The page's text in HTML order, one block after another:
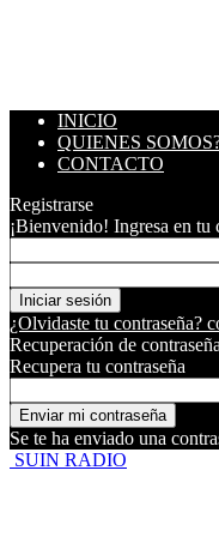
INICIO
QUIENES
CONTACTO
Registrarse
¡Bienvenido! Ingresa en tu
¿Olvidaste tu contraseña?
Recuperación de contraseña
Recupera tu contraseña
Se te ha enviado una
SUIN RADIO